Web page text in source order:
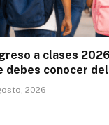
a clases
debes conocer
2026